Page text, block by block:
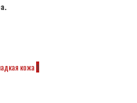
кожа 1